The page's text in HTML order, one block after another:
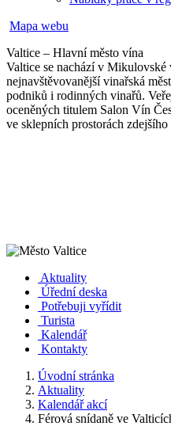
Mapa webu
Valtice – Hlavní město vína
Valtice se nachází v Mikulovské
nejnavštěvovanější vinařská
podniků i rodinných vinařů.
oceněných titulem Salon Vín
ve sklepních prostorách zdejšího
Aktuality
Úřední deska
Potřebuji vyřídit
Turista
Kalendář
Kontakty
Úvodní stránka
Aktuality
Kalendář akcí
Férová snídaně ve